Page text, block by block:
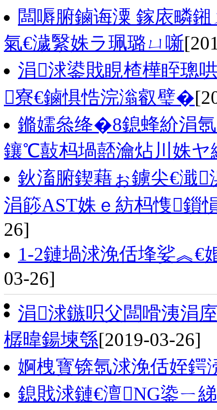
闆嗕腑鏀诲潥 鎵庡疄
氣€濊繄姝ラ珮璐ㄩ噺
涓浗鍙戝睍楂樺眰璁
寮€鏀惧悎浣滃叡璧�
鏅嬬叅绛�8鎴蜂紒涓
鑲℃敼杩堝嚭瀹炶川姝ヤ
鈥滀腑鍥藉ぉ鐪尖€濈
涓篎AST姝ｅ紡杩愯鎻
26]
1-2鏈堝浗浼佸埄娑︽€
03-26]
涓浗鏃呮父闆嗗洟涓
樼暐鍚堜綔[2019-03-26]
婀栧寳锛氬浗浼佸姪
鎴戝浗鏈€澶NG鍌ㄧ